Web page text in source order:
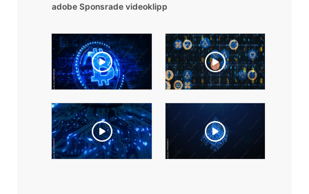
adobe Sponsrade videoklipp